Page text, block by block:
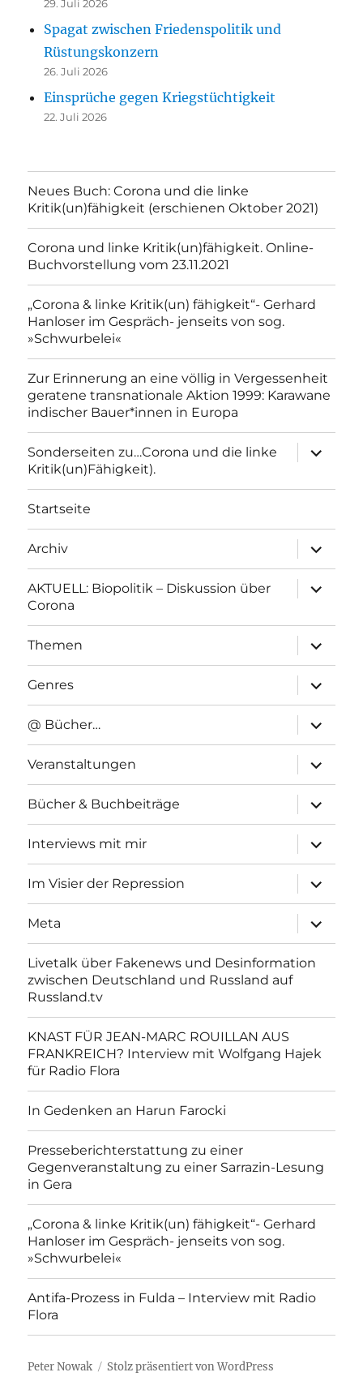
29. Juli 2026
Spagat zwischen Friedenspolitik und
Rüstungskonzern
26. Juli 2026
Einsprüche gegen Kriegstüchtigkeit
22. Juli 2026
Neues Buch: Corona und die linke
Kritik(un)fähigkeit (erschienen Oktober 2021)
Corona und linke Kritik(un)fähigkeit. Online-
Buchvorstellung vom 23.11.2021
„Corona & linke Kritik(un) fähigkeit“- Gerhard
Hanloser im Gespräch- jenseits von sog.
»Schwurbelei«
Zur Erinnerung an eine völlig in Vergessenheit
geratene transnationale Aktion 1999: Karawane
indischer Bauer*innen in Europa
Sonderseiten zu…Corona und die linke
Kritik(un)Fähigkeit).
anzeigen
Startseite
Archiv
anzeigen
AKTUELL: Biopolitik – Diskussion über
Corona
anzeigen
Themen
anzeigen
Genres
anzeigen
@ Bücher…
anzeigen
Veranstaltungen
anzeigen
Bücher & Buchbeiträge
anzeigen
Interviews mit mir
anzeigen
Im Visier der Repression
anzeigen
Meta
anzeigen
Livetalk über Fakenews und Desinformation
zwischen Deutschland und Russland auf
Russland.tv
KNAST FÜR JEAN-MARC ROUILLAN AUS
FRANKREICH? Interview mit Wolfgang Hajek
für Radio Flora
In Gedenken an Harun Farocki
Presseberichterstattung zu einer
Gegenveranstaltung zu einer Sarrazin-Lesung
in Gera
„Corona & linke Kritik(un) fähigkeit“- Gerhard
Hanloser im Gespräch- jenseits von sog.
»Schwurbelei«
Antifa-Prozess in Fulda – Interview mit Radio
Flora
Peter Nowak Stolz präsentiert von WordPress